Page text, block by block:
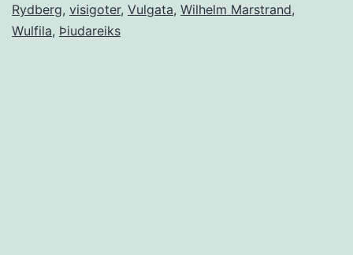
Rydberg, visigoter, Vulgata, Wilhelm Marstrand,
Wulfila, Þiudareiks